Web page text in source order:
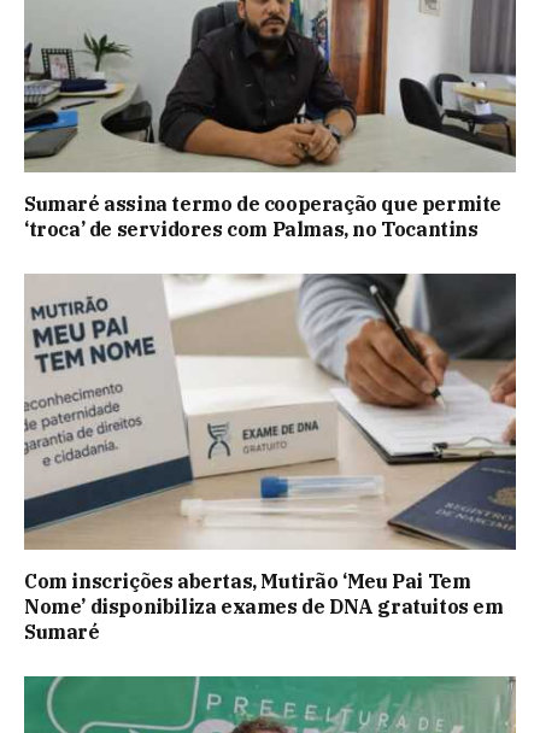
Sumaré assina termo de cooperação que permite
‘troca’ de servidores com Palmas, no Tocantins
Com inscrições abertas, Mutirão ‘Meu Pai Tem
Nome’ disponibiliza exames de DNA gratuitos em
Sumaré